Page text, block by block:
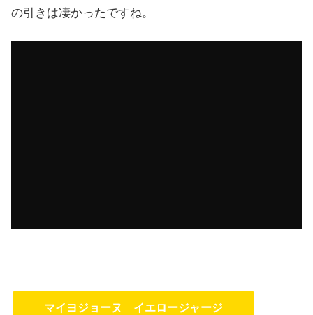
の引きは凄かったですね。
マイヨジョーヌ イエロージャージ